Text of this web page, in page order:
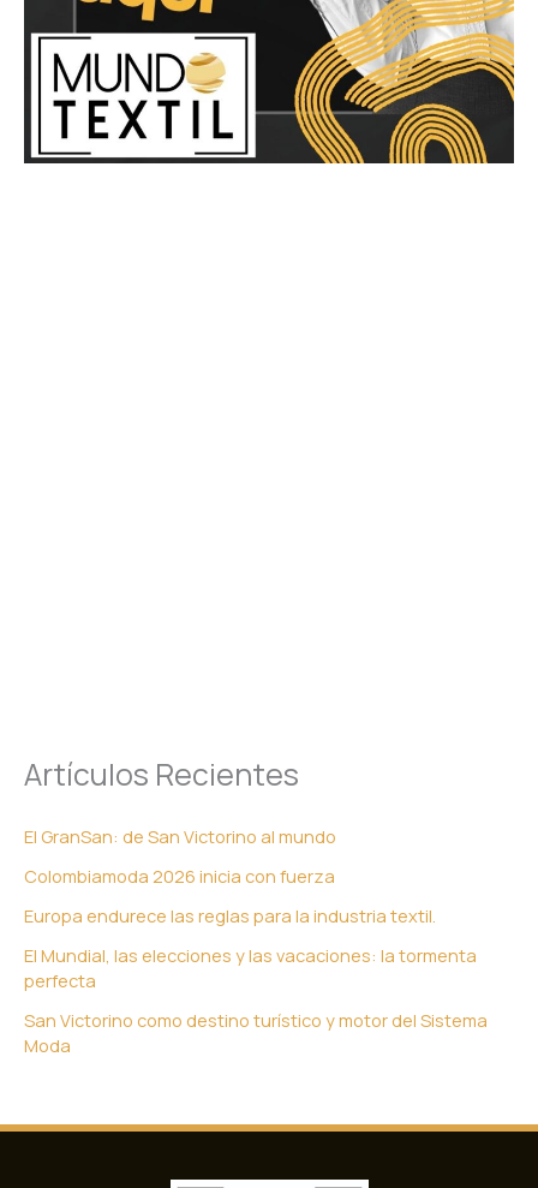
Artículos Recientes
El GranSan: de San Victorino al mundo
Colombiamoda 2026 inicia con fuerza
Europa endurece las reglas para la industria textil.
El Mundial, las elecciones y las vacaciones: la tormenta
perfecta
San Victorino como destino turístico y motor del Sistema
Moda